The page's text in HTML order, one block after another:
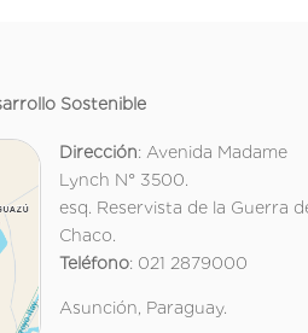
Sostenible
Dirección: Avenida Madame
Lynch N° 3500.
esq. Reservista de la Guerra
Chaco.
Teléfono: 021 2879000
Asunción, Paraguay.